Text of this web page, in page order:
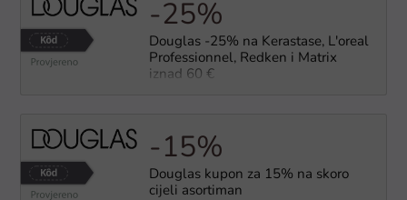
-25%
Douglas -25% na Kerastase, L'oreal
Professionnel, Redken i Matrix
iznad 60 €
-15%
Douglas kupon za 15% na skoro
cijeli asortiman